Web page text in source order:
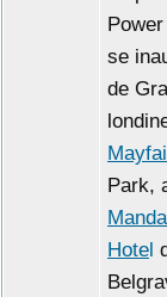
se
de
Park,
Hotel